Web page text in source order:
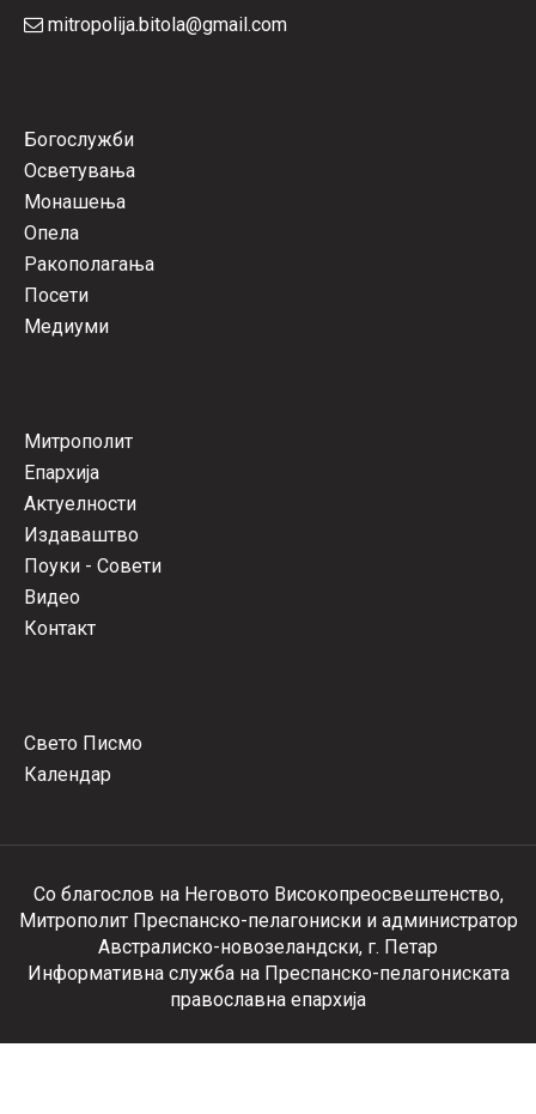
mitropolija.bitola@gmail.com
Богослужби
Осветувања
Монашења
Опела
Ракополагања
Посети
Медиуми
Митрополит
Епархија
Актуелности
Издаваштво
Поуки - Совети
Видео
Контакт
Свето Писмо
Календар
Со благослов на Неговото Високопреосвештенство,
Митрополит Преспанско-пелагониски и администратор
Австралиско-новозеландски, г. Петар
Информативна служба на Преспанско-пелагониската
православна епархија